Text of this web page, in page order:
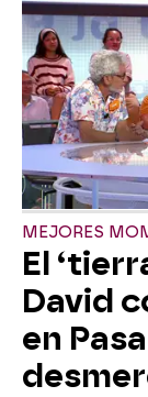
MEJORES
El
David
en